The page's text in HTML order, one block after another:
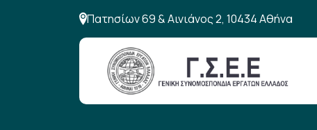
Πατησίων 69 & Αινιάνος 2, 10434 Αθήνα